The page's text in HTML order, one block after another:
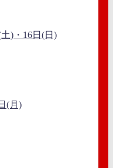
)・16日(日)
(月)